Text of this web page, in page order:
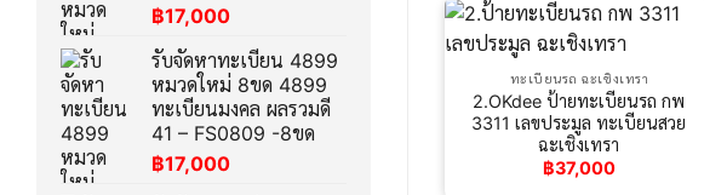
฿17,000
รับจัดหาทะเบียน 4899
หมวดใหม่ 8ขด 4899
ทะเบียนมงคล ผลรวมดี
41 – FS0809 -8ขด
฿17,000
ทะเบียนรถ ฉะเชิงเทรา
2.OKdee ป้ายทะเบียนรถ กพ
3311 เลขประมูล ทะเบียนสวย
ฉะเชิงเทรา
฿37,000